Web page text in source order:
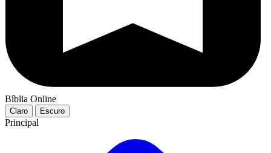
Bíblia Online
Claro Escuro
Principal